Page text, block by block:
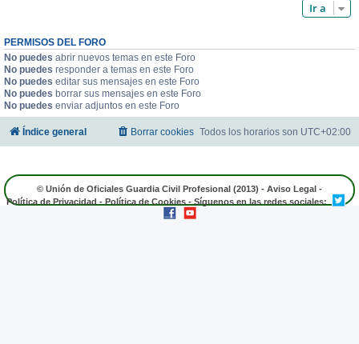
Ir a
PERMISOS DEL FORO
No puedes abrir nuevos temas en este Foro
No puedes responder a temas en este Foro
No puedes editar sus mensajes en este Foro
No puedes borrar sus mensajes en este Foro
No puedes enviar adjuntos en este Foro
Índice general Todos los horarios son UTC+02:00
Borrar cookies
© Unión de Oficiales Guardia Civil Profesional (2013) - Aviso Legal -
Política de Privacidad-Política de Cookies- Síguenos en las redes sociales: